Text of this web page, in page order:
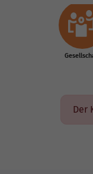
Skip to main content
Der